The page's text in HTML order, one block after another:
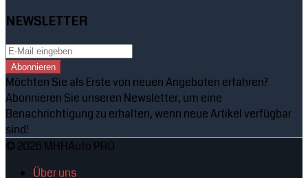
NEWSLETTER
Abonnieren
Möchten Sie als Erste von neuen Angeboten erfahren?
Abonnieren Sie unseren Newsletter, um eine
Benachrichtigung zu erhalten, wenn neue Artikel verfügbar
sind!
© 2026 MHHAuto PRO
Über uns